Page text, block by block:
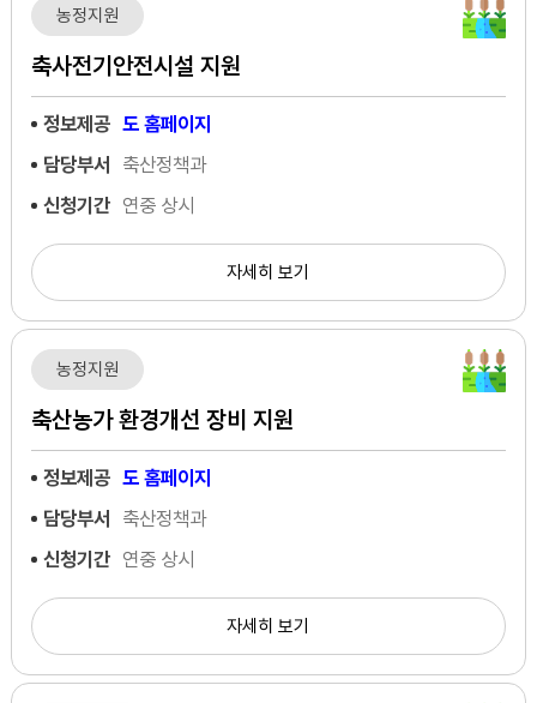
농정지원
축사전기안전시설 지원
정보제공 도 홈페이지
담당부서
축산정책과
신청기간 연중 상시
자세히 보기
농정지원
축산농가 환경개선 장비 지원
정보제공 도 홈페이지
담당부서
축산정책과
신청기간 연중 상시
자세히 보기